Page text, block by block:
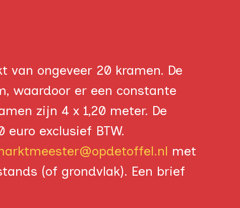
van ongeveer 20 kramen. De
waardoor er een constante
zijn 4 x 1,20 meter. De
exclusief BTW.
met
(of grondvlak). Een brief